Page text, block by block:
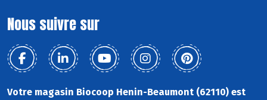
Nous suivre sur
Votre magasin Biocoop Henin-Beaumont (62110) est